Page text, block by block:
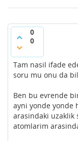
0
0
Tam nasil ifade
soru mu onu da
Ben bu evrende
ayni yonde yonde
arasindaki uzaklik
atomlarim